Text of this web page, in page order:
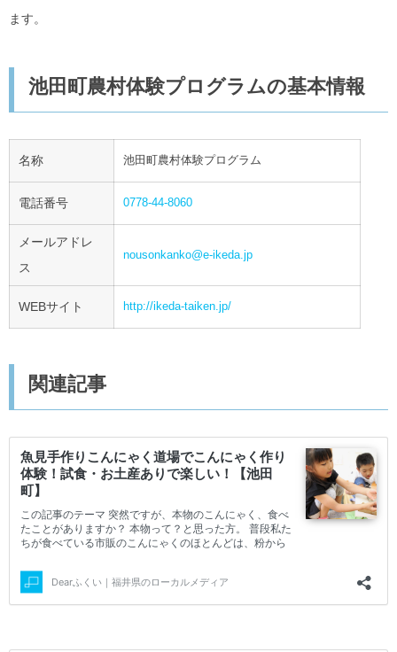
ます。
池田町農村体験プログラムの基本情報
名称 池田町農村体験プログラム
電話番号 0778-44-8060
メールアドレ
ス
nousonkanko@e-ikeda.jp
WEBサイト http://ikeda-taiken.jp/
関連記事